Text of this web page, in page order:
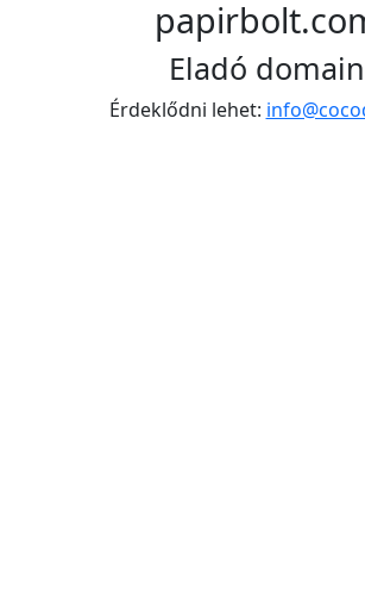
Eladó domain
Érdeklődni lehet: